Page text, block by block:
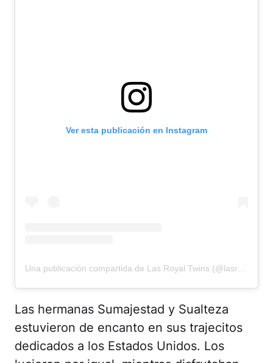
Ver esta publicación en Instagram
Las hermanas Sumajestad y Sualteza
estuvieron de encanto en sus trajecitos
dedicados a los Estados Unidos. Los